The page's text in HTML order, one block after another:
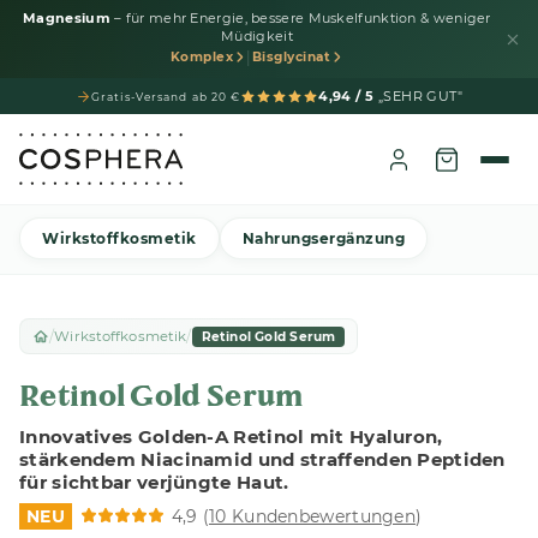
Magnesium – für mehr Energie, bessere Muskelfunktion & weniger
Müdigkeit
Komplex Bisglycinat
Gratis-Versand ab 20 € 4,94 / 5 „SEHR GUT"
Wirkstoffkosmetik Nahrungsergänzung
/Wirkstoffkosmetik/ Retinol Gold Serum
Retinol Gold Serum
Innovatives Golden-A Retinol mit Hyaluron,
stärkendem Niacinamid und straffenden Peptiden
für sichtbar verjüngte Haut.
NEU 4,9 (10 Kundenbewertungen)